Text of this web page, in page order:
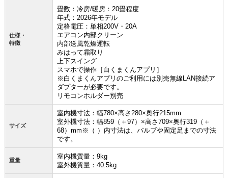
仕様・
特徴
畳数：冷房/暖房：20畳程度
年式：2026年モデル
定格電圧：単相200V・20A
エアコン内部クリーン
内部送風乾燥運転
みはって霜取り
上下スイング
スマホで操作［白くまくんアプリ］
※白くまくんアプリのご利用には別売無線LAN接続ア
ダプターが必要です。
リモコンホルダー別売
サイズ
室内機寸法：幅780×高さ280×奥行215mm
室外機寸法：幅859（＋97）×高さ709×奥行319（＋
68）mm※（ ）内寸法は、バルブや固定足までの寸法
です。
重量
室内機質量：9kg
室外機質量：40.5kg